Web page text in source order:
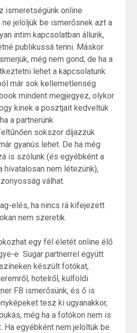
ismeretségünk online
jelöljük be ismerősnek azt a
intim kapcsolatban állunk,
publikussá tenni. Máskor
még nem gond, de ha a
lehet a kapcsolatunk
már sok kellemetlenség
mindent megjegyez, olykor
kinek a posztjait kedveltük
a partnerünk
sokszor díjazzuk
gyanús lehet. De ha még
is szólunk (és egyébként a
hivatalosan nem létezünk),
válhat.
elés, ha nincs rá kifejezett
nem szeretik.
egy fél életét online élő
e Sugar partnerrel együtt
készült fotókat,
hotelről, külföldi
FB ismerősünk, és ő is
tesz ki ugyanakkor,
még ha a fotókon nem is
Ha egyébként nem jelöltük be